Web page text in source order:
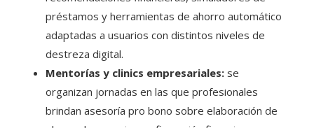
préstamos y herramientas de ahorro automático
adaptadas a usuarios con distintos niveles de
destreza digital.
Mentorías y clinics empresariales: se
organizan jornadas en las que profesionales
brindan asesoría pro bono sobre elaboración de